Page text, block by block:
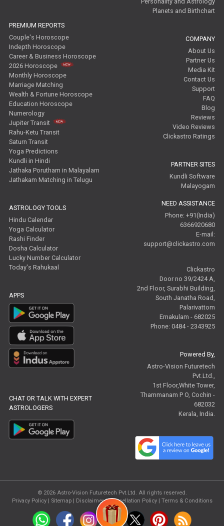
PREMIUM REPORTS
Couple's Horoscope
Indepth Horoscope
Career & Business Horoscope
2026 Horoscope
Monthly Horoscope
Marriage Matching
Wealth & Fortune Horoscope
Education Horoscope
Numerology
Jupiter Transit
Rahu-Ketu Transit
Saturn Transit
Yoga Predictions
Kundli in Hindi
Jathaka Porutham in Malayalam
Jathakam Matching in Telugu
ASTROLOGY TOOLS
Hindu Calendar
Yoga Calculator
Rashi Finder
Dosha Calculator
Lucky Number Calculator
Today's Rahukaal
APPS
CHAT OR TALK WITH EXPERT
ASTROLOGERS
Planets and Birthchart
COMPANY
About Us
Partner Us
Media Kit
Contact Us
Support
FAQ
Blog
Reviews
Video Reviews
Clickastro Ratings
PARTNER SITES
Kundli Software
Malayogam
NEED ASSISTANCE
Phone: +91(India)
6366920680
E-mail:
support@clickastro.com
Clickastro
Door no 39/2424 A,
2nd Floor, Surabhi Building,
South Janatha Road,
Palarivattom
Ernakulam - 682025
Phone: 0484 - 2343925
Powered By,
Astro-Vision Futuretech
Pvt.Ltd.,
1st Floor,White Tower,
Thammanam P O, Cochin -
682032
Kerala, India.
© 2026 Astro-Vision Futuretech Pvt.Ltd. All rights reserved.
Privacy Policy| Sitemap | Disclaimer|Cancellation Policy| Terms & Conditions